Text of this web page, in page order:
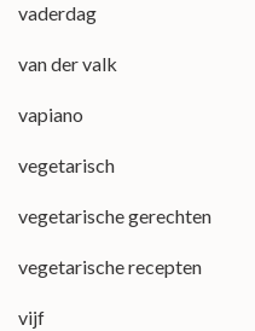
vaderdag
van der valk
vapiano
vegetarisch
vegetarische gerechten
vegetarische recepten
vijf